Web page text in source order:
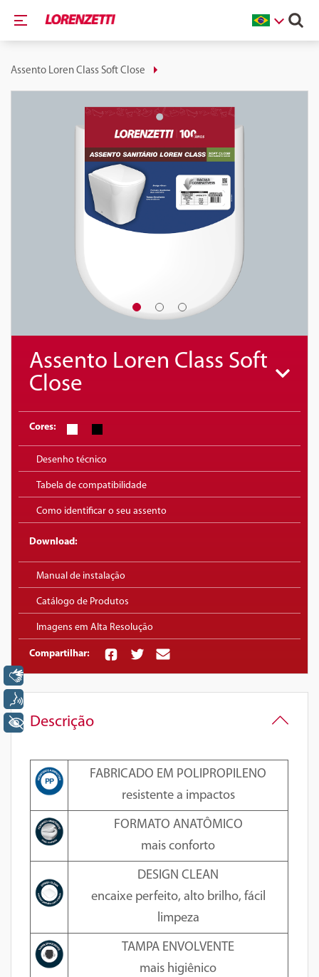
Assento Loren Class Soft Close
Assento Loren Class Soft
Close
Cores:
Desenho técnico
Tabela de compatibilidade
Como identificar o seu assento
Download:
Manual de instalação
Catálogo de Produtos
Imagens em Alta Resolução
Compartilhar:
Descrição
FABRICADO EM POLIPROPILENO
resistente a impactos
FORMATO ANATÔMICO
mais conforto
DESIGN CLEAN
encaixe perfeito, alto brilho, fácil
limpeza
TAMPA ENVOLVENTE
mais higiênico
Libras
+ Acessibilidade